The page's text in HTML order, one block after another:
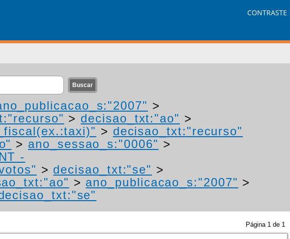
CONTRASTE
>
> decisao_txt:"ao" >
> decisao_txt:"recurso"
> ano_sessao_s:"0006" >
-
> decisao_txt:"se" >
> ano_publicacao_s:"2007" >
Página 1 de 1